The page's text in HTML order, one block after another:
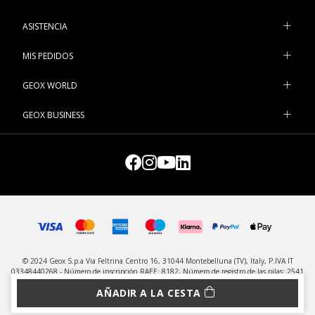
AÑADIR A LA CESTA
ASISTENCIA
MIS PEDIDOS
GEOX WORLD
GEOX BUSINESS
© 2024 Geox S.p.a Via Feltrina Centro 16, 31044 Montebelluna (TV), Italy, P.IVA IT
03348440268 - Número de inscripción RAEE: 8182, Número de registro de las pilas: 2541
- Todos los derechos reservados